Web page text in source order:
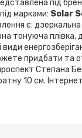
​​під
марками: Solar
є: дзеркальна
тонуюча плівка,
придбати та
Степана
10 см.